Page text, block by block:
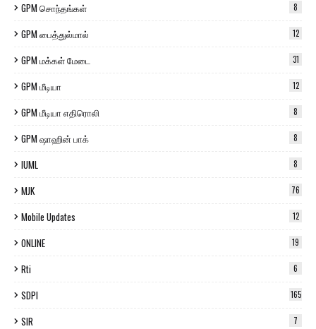
GPM சொந்தங்கள் 8
GPM பைத்துல்மால் 12
GPM மக்கள் மேடை 31
GPM மீடியா 12
GPM மீடியா எதிரொலி 8
GPM ஷாஹின் பாக் 8
IUML 8
MJK 76
Mobile Updates 12
ONLINE 19
Rti 6
SDPI 165
SIR 7